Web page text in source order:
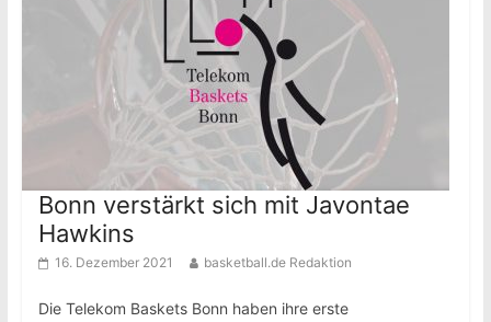
Bonn verstärkt sich mit Javontae
Hawkins
16. Dezember 2021 basketball.de Redaktion
Die Telekom Baskets Bonn haben ihre erste